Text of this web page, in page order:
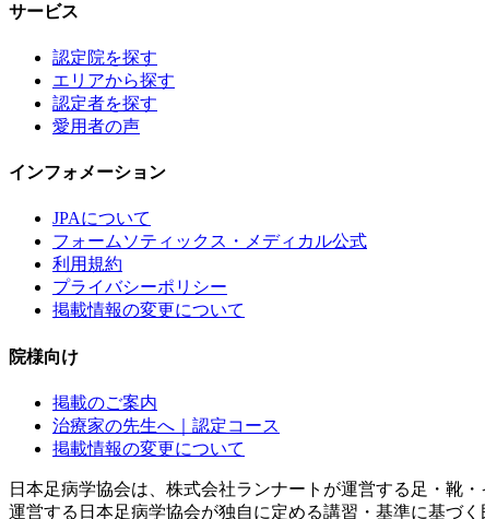
サービス
認定院を探す
エリアから探す
認定者を探す
愛用者の声
インフォメーション
JPAについて
フォームソティックス・メディカル公式
利用規約
プライバシーポリシー
掲載情報の変更について
院様向け
掲載のご案内
治療家の先生へ｜認定コース
掲載情報の変更について
日本足病学協会は、株式会社ランナートが運営する足・靴
運営する日本足病学協会が独自に定める講習・基準に基づ